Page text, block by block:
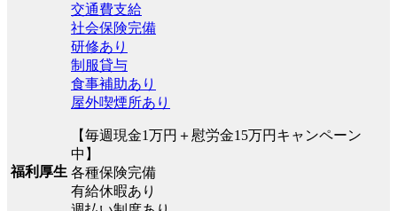
福利厚生
交通費支給
社会保険完備
研修あり
制服貸与
食事補助あり
屋外喫煙所あり
【毎週現金1万円＋慰労金15万円キャンペーン
中】
各種保険完備
有給休暇あり